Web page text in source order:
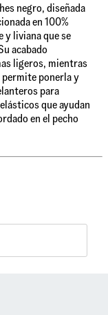
negro, diseñada
en 100%
y liviana que se
acabado
ligeros, mientras
ponerla y
para
que ayudan
en el pecho